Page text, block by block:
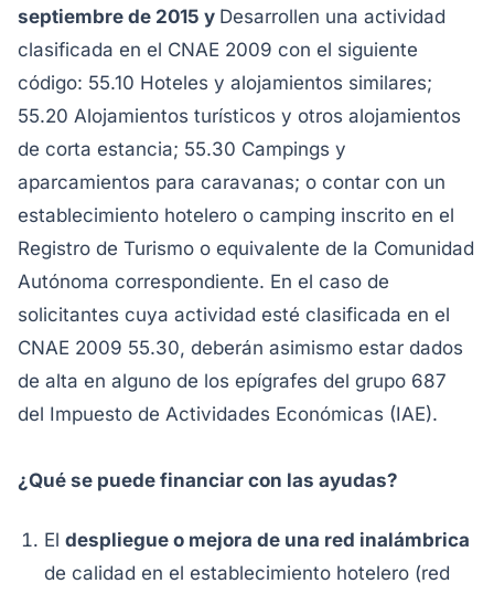
septiembre de 2015 y Desarrollen una actividad
clasificada en el CNAE 2009 con el siguiente
código: 55.10 Hoteles y alojamientos similares;
55.20 Alojamientos turísticos y otros alojamientos
de corta estancia; 55.30 Campings y
aparcamientos para caravanas; o contar con un
establecimiento hotelero o camping inscrito en el
Registro de Turismo o equivalente de la Comunidad
Autónoma correspondiente. En el caso de
solicitantes cuya actividad esté clasificada en el
CNAE 2009 55.30, deberán asimismo estar dados
de alta en alguno de los epígrafes del grupo 687
del Impuesto de Actividades Económicas (IAE).
¿Qué se puede financiar con las ayudas?
El despliegue o mejora de una red inalámbrica
de calidad en el establecimiento hotelero (red